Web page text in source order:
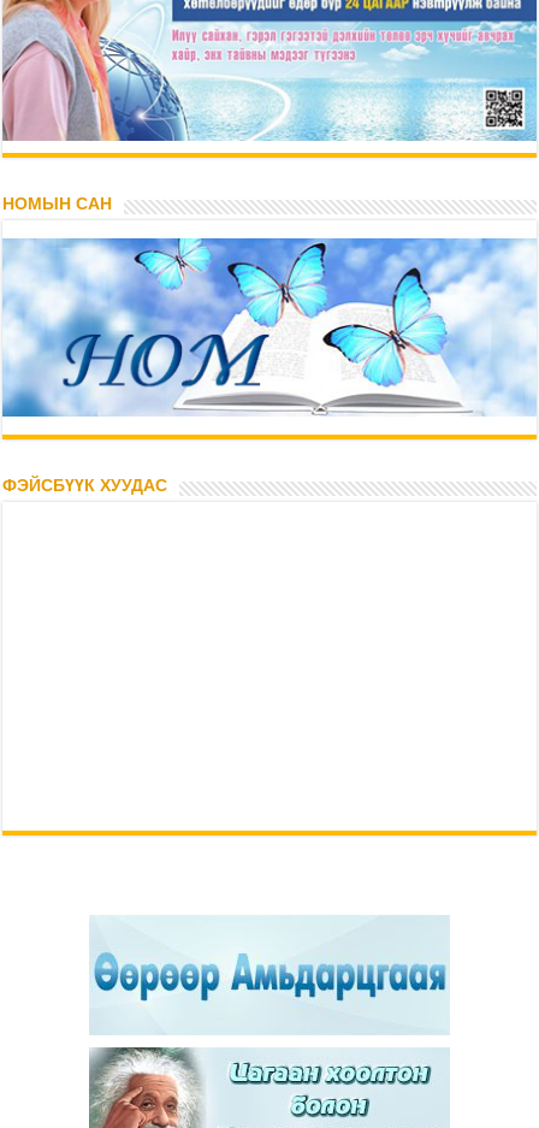
НОМЫН САН
ФЭЙСБҮҮК ХУУДАС